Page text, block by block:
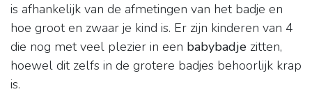
is afhankelijk van de afmetingen van het badje en
hoe groot en zwaar je kind is. Er zijn kinderen van 4
die nog met veel plezier in een babybadje zitten,
hoewel dit zelfs in de grotere badjes behoorlijk krap
is.